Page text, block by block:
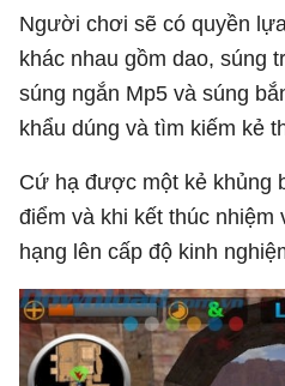
Người chơi sẽ có quyền
khác nhau gồm dao, súng
súng ngắn Mp5 và súng
khẩu dúng và tìm kiếm kẻ
Cứ hạ được một kẻ khủng
điểm và khi kết thúc
hạng lên cấp độ kinh